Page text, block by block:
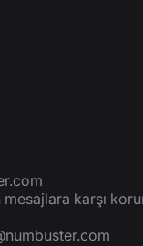
karşı